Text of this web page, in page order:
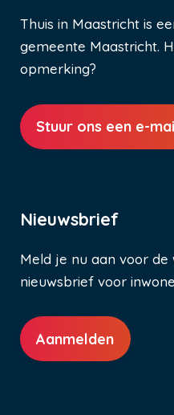
Thuis in Maastricht is
gemeente Maastricht.
opmerking?
Stuur ons een e-
Nieuwsbrief
Meld je nu aan voor de
nieuwsbrief voor
Aanmelden